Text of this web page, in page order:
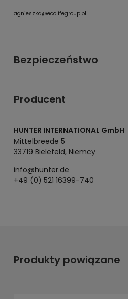
agnieszka@ecolifegroup.pl
Bezpieczeństwo
Producent
HUNTER INTERNATIONAL GmbH
Mittelbreede 5
33719 Bielefeld, Niemcy
info@hunter.de
+49 (0) 521 16399-740
Produkty powiązane